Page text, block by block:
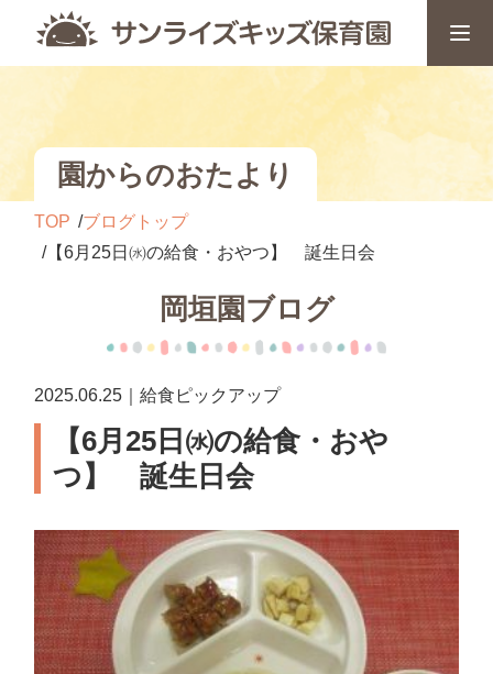
園からのおたより
TOP
ブログトップ
【6月25日㈬の給食・おやつ】 誕生日会
岡垣園ブログ
2025.06.25｜給食ピックアップ
【6月25日㈬の給食・おや
つ】 誕生日会